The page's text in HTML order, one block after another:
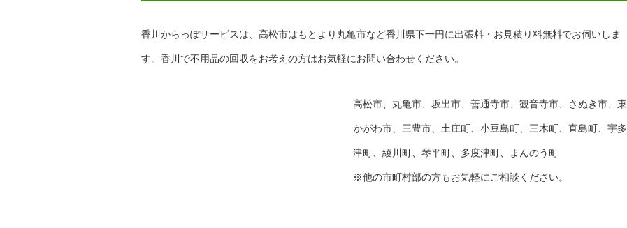
香川からっぽサービスは、高松市はもとより丸亀市など香川県下一円に出張料・お見積り料無料でお伺いしま
す。香川で不用品の回収をお考えの方はお気軽にお問い合わせください。
高松市、丸亀市、坂出市、善通寺市、観音寺市、さぬき市、東
かがわ市、三豊市、土庄町、小豆島町、三木町、直島町、宇多
津町、綾川町、琴平町、多度津町、まんのう町
※他の市町村部の方もお気軽にご相談ください。